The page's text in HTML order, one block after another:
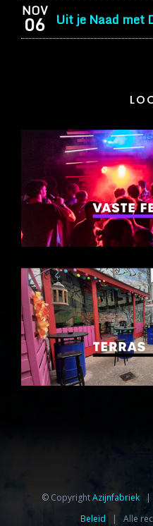
NOV
06 Uit je Naad met
© CopyrightAzijnfabriek⁩ |
Beleid | Alle